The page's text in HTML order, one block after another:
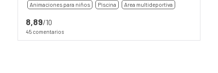
Animaciones para niños Piscina Area multideportiva
8,89/10
45 comentarios